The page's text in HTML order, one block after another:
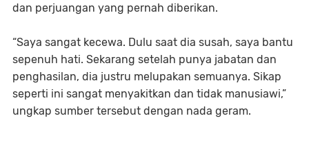
dan perjuangan yang pernah diberikan.
“Saya sangat kecewa. Dulu saat dia susah, saya bantu
sepenuh hati. Sekarang setelah punya jabatan dan
penghasilan, dia justru melupakan semuanya. Sikap
seperti ini sangat menyakitkan dan tidak manusiawi,”
ungkap sumber tersebut dengan nada geram.